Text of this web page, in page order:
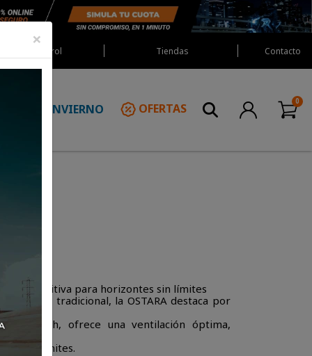
Red Castrol Tiendas Contacto
INVIERNO OFERTAS
definitiva para horizontes sin límites
tradicional, la OSTARA destaca por
Mesh, ofrece una ventilación óptima,
y
sin límites.
×